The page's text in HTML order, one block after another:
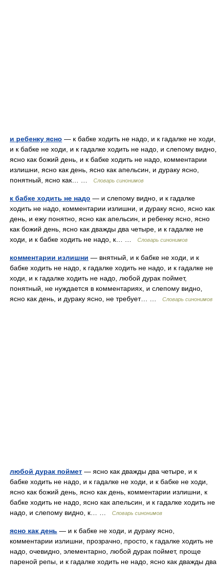
и ребенку ясно — к бабке ходить не надо, и к гадалке не ходи,
и к бабке не ходи, и к гадалке ходить не надо, и слепому видно,
ясно как божий день, и к бабке ходить не надо, комментарии
излишни, ясно как день, ясно как апельсин, и дураку ясно,
понятный, ясно как… …
Словарь синонимов
к бабке ходить не надо — и слепому видно, и к гадалке
ходить не надо, комментарии излишни, и дураку ясно, ясно как
день, и ежу понятно, ясно как апельсин, и ребенку ясно, ясно
как божий день, ясно как дважды два четыре, и к гадалке не
ходи, и к бабке ходить не надо, к… …
Словарь синонимов
комментарии излишни — внятный, и к бабке не ходи, и к
бабке ходить не надо, к гадалке ходить не надо, и к гадалке не
ходи, и к гадалке ходить не надо, любой дурак поймет,
понятный, не нуждается в комментариях, и слепому видно,
ясно как день, и дураку ясно, не требует… …
Словарь синонимов
любой дурак поймет — ясно как дважды два четыре, и к
бабке ходить не надо, и к гадалке не ходи, и к бабке не ходи,
ясно как божий день, ясно как день, комментарии излишни, к
бабке ходить не надо, ясно как апельсин, и к гадалке ходить не
надо, и слепому видно, к… …
Словарь синонимов
ясно как день — и к бабке не ходи, и дураку ясно,
комментарии излишни, прозрачно, просто, к гадалке ходить не
надо, очевидно, элементарно, любой дурак поймет, проще
пареной репы, и к гадалке ходить не надо, ясно как дважды два